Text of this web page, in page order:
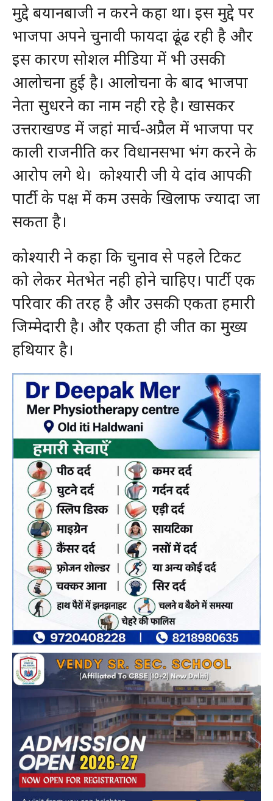
मुद्दे बयानबाजी न करने कहा था। इस मुद्दे पर
भाजपा अपने चुनावी फायदा ढूंढ रही है और
इस कारण सोशल मीडिया में भी उसकी
आलोचना हुई है। आलोचना के बाद भाजपा
नेता सुधरने का नाम नही रहे है। खासकर
उत्तराखण्ड में जहां मार्च-अप्रैल में भाजपा पर
काली राजनीति कर विधानसभा भंग करने के
आरोप लगे थे। कोश्यारी जी ये दांव आपकी
पार्टी के पक्ष में कम उसके खिलाफ ज्यादा जा
सकता है।
कोश्यारी ने कहा कि चुनाव से पहले टिकट
को लेकर मेतभेत नही होने चाहिए। पार्टी एक
परिवार की तरह है और उसकी एकता हमारी
जिम्मेदारी है। और एकता ही जीत का मुख्य
हथियार है।